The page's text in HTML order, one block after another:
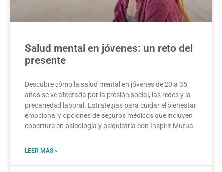
Salud mental en jóvenes: un reto del
presente
Descubre cómo la salud mental en jóvenes de 20 a 35
años se ve afectada por la presión social, las redes y la
precariedad laboral. Estrategias para cuidar el bienestar
emocional y opciones de seguros médicos que incluyen
cobertura en psicología y psiquiatría con Inspirit Mutua.
LEER MÁS »